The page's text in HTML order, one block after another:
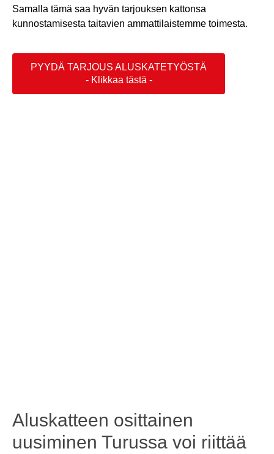
Samalla tämä saa hyvän tarjouksen kattonsa
kunnostamisesta taitavien ammattilaistemme toimesta.
PYYDÄ TARJOUS ALUSKATETYÖSTÄ
Aluskatteen osittainen
uusiminen Turussa voi riittää